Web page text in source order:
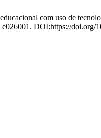
com uso de
DOI:https://doi.org/